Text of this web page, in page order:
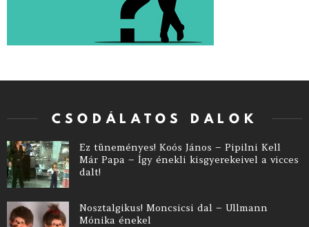
CSODÁLATOS DALOK
Ez tüneményes! Koós János – Pipilni Kell
Már Papa – Így énekli kisgyerekeivel a vicces
dalt!
Nosztalgikus! Moncsicsi dal – Ullmann
Mónika énekel